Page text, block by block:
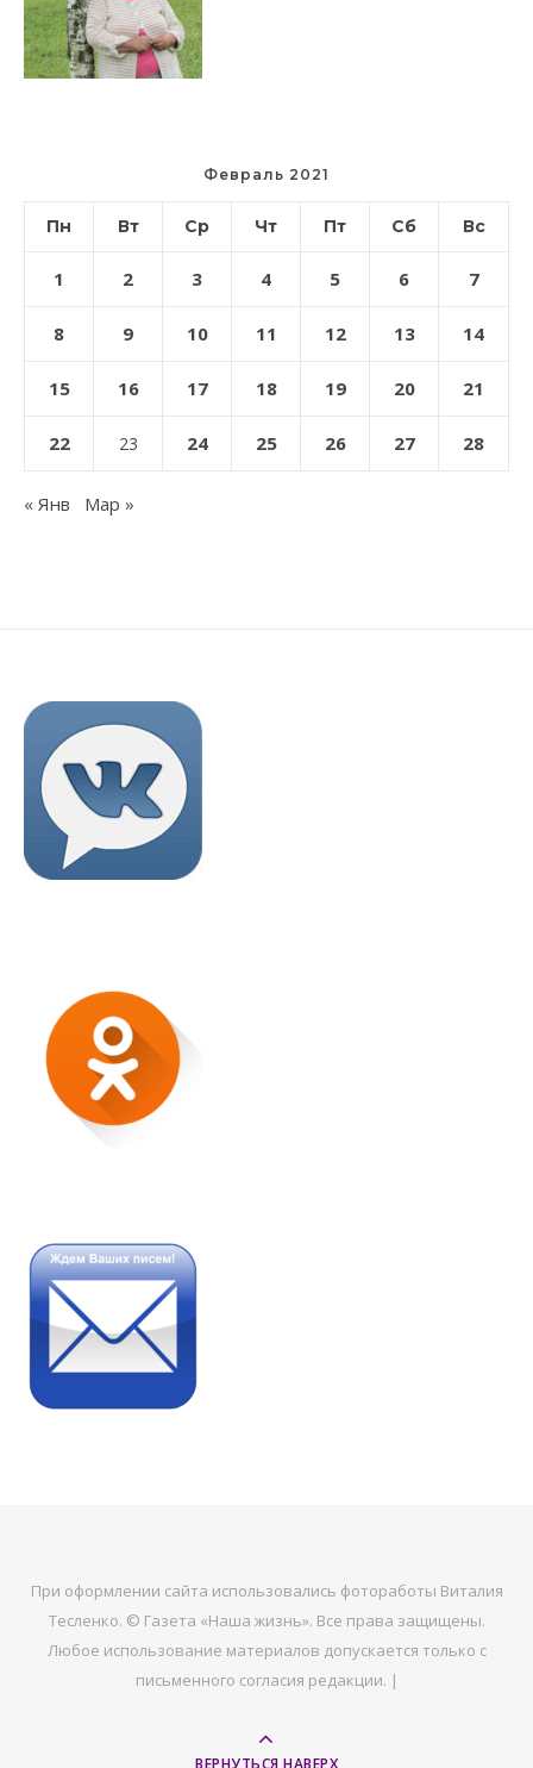
Февраль 2021
Пн Вт Ср Чт Пт Сб Вс
1 2 3 4 5 6 7
8 9 10 11 12 13 14
15 16 17 18 19 20 21
22 23 24 25 26 27 28
« Янв Мар »
При оформлении сайта использовались фотоработы Виталия
Тесленко. © Газета «Наша жизнь». Все права защищены.
Любое использование материалов допускается только с
письменного согласия редакции. |
ВЕРНУТЬСЯ НАВЕРХ